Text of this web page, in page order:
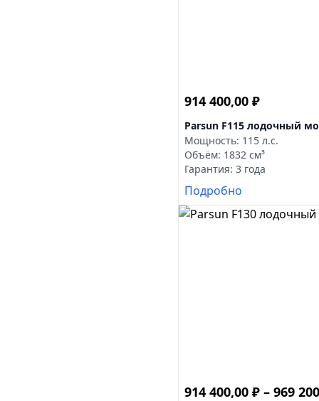
914 400,00 ₽
Parsun F115 лодочный
Мощность: 115 л.с.
Объём: 1832 см³
Гарантия: 3 года
Подробно
914 400,00 ₽ – 969